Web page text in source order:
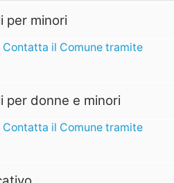
per minori
il Comune tramite
per donne e minori
il Comune tramite